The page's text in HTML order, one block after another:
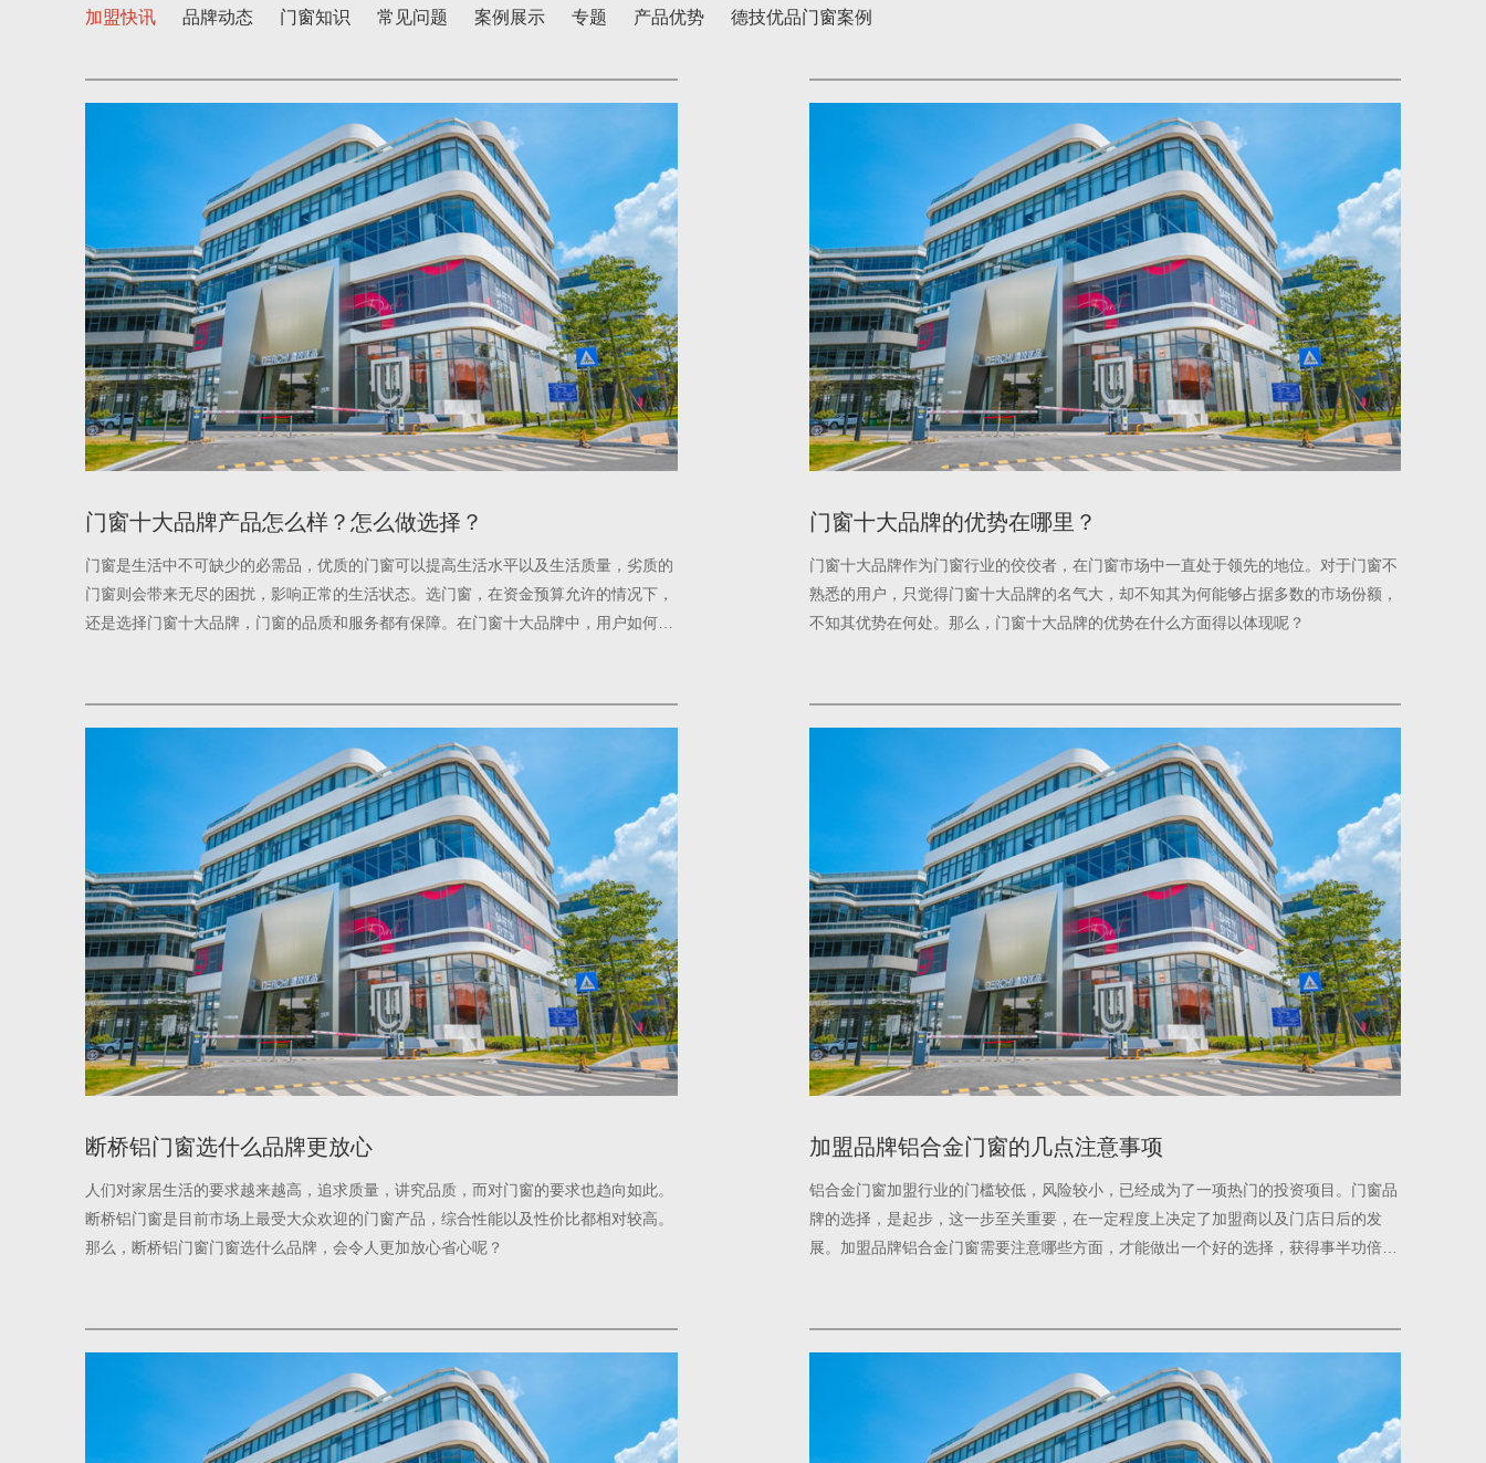
加盟快讯 品牌动态 门窗知识 常见问题 案例展示 专题 产品优势 德技优品门窗案例
门窗十大品牌产品怎么样？怎么做选择？
门窗是生活中不可缺少的必需品，优质的门窗可以提高生活水平以及生活质量，劣质的
门窗则会带来无尽的困扰，影响正常的生活状态。选门窗，在资金预算允许的情况下，
还是选择门窗十大品牌，门窗的品质和服务都有保障。在门窗十大品牌中，用户如何做
门窗十大品牌的优势在哪里？
门窗十大品牌作为门窗行业的佼佼者，在门窗市场中一直处于领先的地位。对于门窗不
熟悉的用户，只觉得门窗十大品牌的名气大，却不知其为何能够占据多数的市场份额，
不知其优势在何处。那么，门窗十大品牌的优势在什么方面得以体现呢？
断桥铝门窗选什么品牌更放心
人们对家居生活的要求越来越高，追求质量，讲究品质，而对门窗的要求也趋向如此。
断桥铝门窗是目前市场上最受大众欢迎的门窗产品，综合性能以及性价比都相对较高。
那么，断桥铝门窗门窗选什么品牌，会令人更加放心省心呢？
加盟品牌铝合金门窗的几点注意事项
铝合金门窗加盟行业的门槛较低，风险较小，已经成为了一项热门的投资项目。门窗品
牌的选择，是起步，这一步至关重要，在一定程度上决定了加盟商以及门店日后的发
展。加盟品牌铝合金门窗需要注意哪些方面，才能做出一个好的选择，获得事半功倍的